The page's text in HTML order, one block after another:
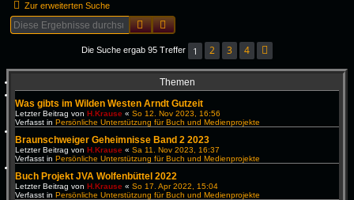
Zur erweiterten Suche
SucheErweiterte Suche
Die Suche ergab 95 Treffer 1 2 3 4
Themen
Was gibts im Wilden Westen Arndt Gutzeit
Letzter Beitrag von H.Krause « So 12. Nov 2023, 16:56
Verfasst in Persönliche Unterstützung für Buch und Medienprojekte
Braunschweiger Geheimnisse Band 2 2023
Letzter Beitrag von H.Krause « Sa 11. Nov 2023, 16:37
Verfasst in Persönliche Unterstützung für Buch und Medienprojekte
Buch Projekt JVA Wolfenbüttel 2022
Letzter Beitrag von H.Krause « So 17. Apr 2022, 15:04
Verfasst in Persönliche Unterstützung für Buch und Medienprojekte